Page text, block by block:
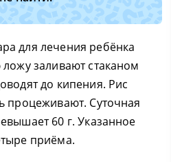
для лечения ребёнка
заливают стаканом
до кипения. Рис
процеживают. Суточная
60 г. Указанное
приёма.